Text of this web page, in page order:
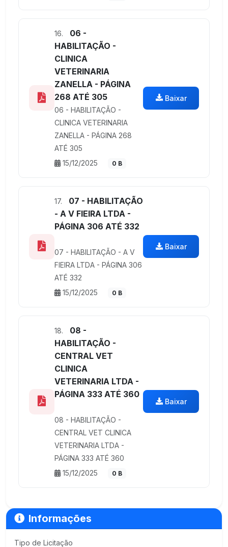
16.
06 -
HABILITAÇÃO -
CLINICA
VETERINARIA
ZANELLA - PÁGINA
268 ATÉ 305
06 - HABILITAÇÃO -
CLINICA VETERINARIA
ZANELLA - PÁGINA 268
ATÉ 305
15/12/2025
0 B
Baixar
17.
07 - HABILITAÇÃO
- A V FIEIRA LTDA -
PÁGINA 306 ATÉ 332
07 - HABILITAÇÃO - A V
FIEIRA LTDA - PÁGINA 306
ATÉ 332
15/12/2025
0 B
Baixar
18.
08 -
HABILITAÇÃO -
CENTRAL VET
CLINICA
VETERINARIA LTDA -
PÁGINA 333 ATÉ 360
08 - HABILITAÇÃO -
CENTRAL VET CLINICA
VETERINARIA LTDA -
PÁGINA 333 ATÉ 360
15/12/2025
0 B
Baixar
Informações
Tipo de Licitação